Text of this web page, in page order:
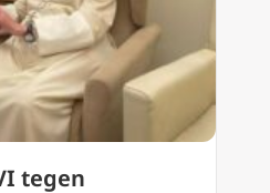
tegen